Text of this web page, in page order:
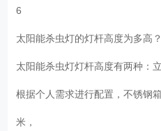
6
太阳能杀虫灯的灯杆高度为多高
太阳能杀虫灯灯杆高度有两种：
根据个人需求进行配置，不锈钢
米，